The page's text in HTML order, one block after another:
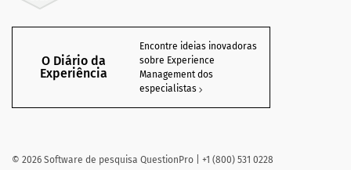
O Diário da
Experiência
Encontre ideias inovadoras
sobre Experience
Management dos
especialistas
© 2026 Software de pesquisa QuestionPro | +1 (800) 531 0228